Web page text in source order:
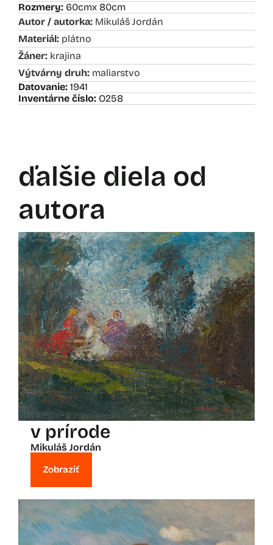
Rozmery: 60cmx 80cm
Autor / autorka: Mikuláš Jordán
Materiál: plátno
Žáner: krajina
Výtvárny druh: maliarstvo
Datovanie: 1941
Inventárne číslo: O258
ďalšie diela od
autora
v prírode
Mikuláš Jordán
Zobraziť